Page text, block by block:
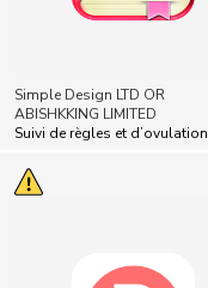
Simple Design LTD OR
ABISHKKING LIMITED
Suivi de règles et d’ovulation